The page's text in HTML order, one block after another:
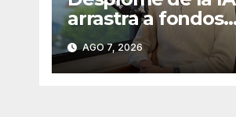
arrastra a fondos
estrella de Wall
Street
AGO 7, 2026